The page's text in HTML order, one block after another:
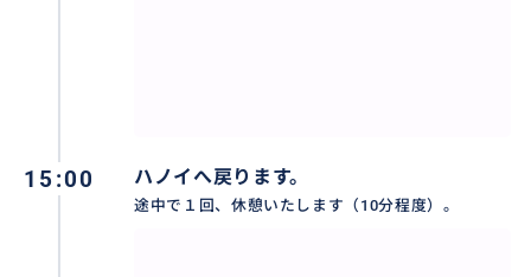
15:00 ハノイへ戻ります。
途中で１回、休憩いたします（10分程度）。